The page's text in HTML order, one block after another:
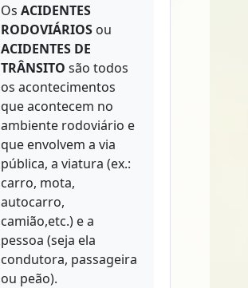
Os ACIDENTES
RODOVIÁRIOS ou
ACIDENTES DE
TRÂNSITO são todos
os acontecimentos
que acontecem no
ambiente rodoviário e
que envolvem a via
pública, a viatura (ex.:
carro, mota,
autocarro,
camião,etc.) e a
pessoa (seja ela
condutora, passageira
ou peão).